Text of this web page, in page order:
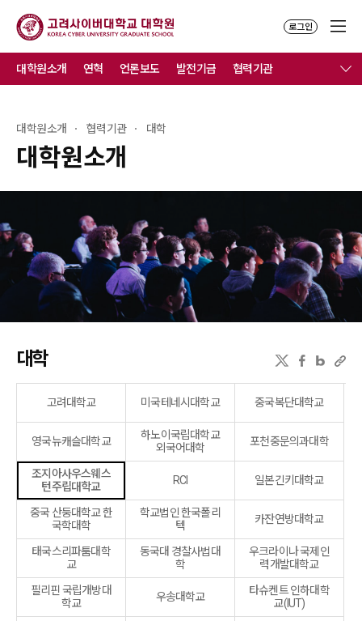
로그인
대학원소개
대학원소개 협력기관 대학
대학원소개 연혁 언론보도 발전기금 협력기관
대학
고려대학교 미국테네시대학교 중국복단대학교
영국뉴캐슬대학교
하노이국립대학교
외국어대학
포천중문의과대학
조지아사우스웨스
턴주립대학교
RCI 일본긴키대학교
중국 산둥대학교 한
국학대학
학교법인 한국폴리
텍
카잔연방대학교
태국스리파툼대학
교
동국대 경찰사법대
학
우크라이나 국제인
력개발대학교
필리핀 국립개방대
학교
우송대학교
타슈켄트 인하대학
교(IUT)